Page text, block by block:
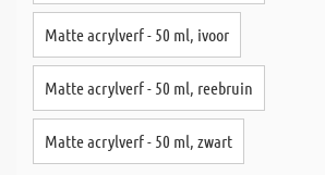
Matte acrylverf - 50 ml, ivoor
Matte acrylverf - 50 ml, reebruin
Matte acrylverf - 50 ml, zwart